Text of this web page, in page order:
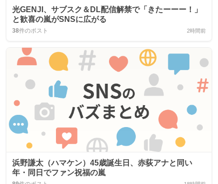
光GENJI、サブスク＆DL配信解禁で「きたーーー！」
と歓喜の嵐がSNSに広がる
38件のポスト 2時間前
浜野謙太（ハマケン）45歳誕生日、赤荻アナと同い
年・同日でファン祝福の嵐